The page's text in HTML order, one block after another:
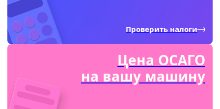
Проверить налоги
Цена ОСАГО
на вашу машину